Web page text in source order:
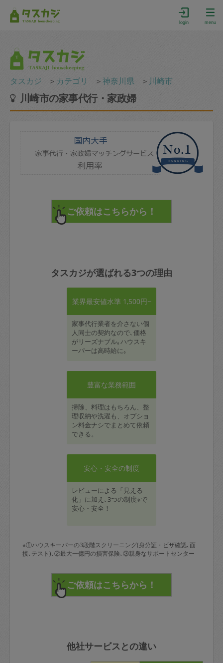
login menu
タスカジ ＞ カテゴリ ＞神奈川県 ＞ 川崎市
川崎市の家事代行・家政婦
タスカジが選ばれる3つの理由
業界最安値水準 1,500円~
家事代行業者を介さない個
人同士の契約なので､価格
がリーズナブル｡ハウスキ
ーパーは高時給に｡
豊富な業務範囲
掃除、料理はもちろん、整
理収納や洗濯も、オプショ
ン料金ナシでまとめて依頼
できる。
安心・安全の制度
レビューによる「見える
化」に加え､3つの制度※で
安心・安全！
※①ハウスキーパーの3段階スクリーニング(身分証・ビザ確認､面
接､テスト)､②最大一億円の損害保険､③親身なサポートセンター
他社サービスとの違い